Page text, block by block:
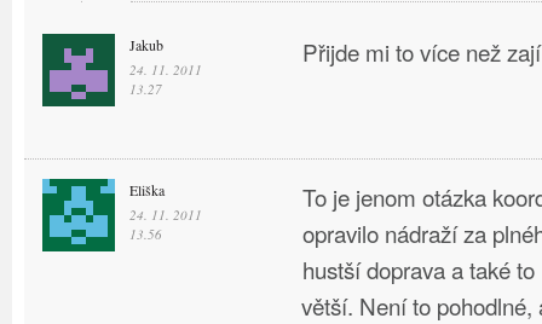
Jakub
24. 11. 2011
13.27
Přijde mi to více než
Eliška
24. 11. 2011
13.56
To je jenom otázka
opravilo nádraží za
hustší doprava a také
větší. Není to pohodlné,